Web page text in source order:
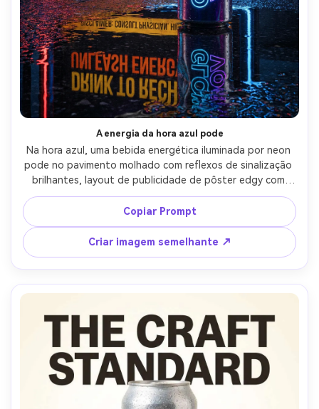
A energia da hora azul pode
Na hora azul, uma bebida energética iluminada por neon
pode no pavimento molhado com reflexos de sinalização
brilhantes, layout de publicidade de pôster edgy com
instruções de tipo condensado em negrito e uma
pequena tira de isenção de responsabilidade, luz
dramática do aro e neon prático, Nikon Z8, 35mm,
moldura de herói de baixo ângulo, grau de cor de
contraste profundo, brilho de metal realista e gotículas
de água, alta resolução, foco nítido-AR 4:5
Copiar Prompt
Criar imagem semelhante ↗